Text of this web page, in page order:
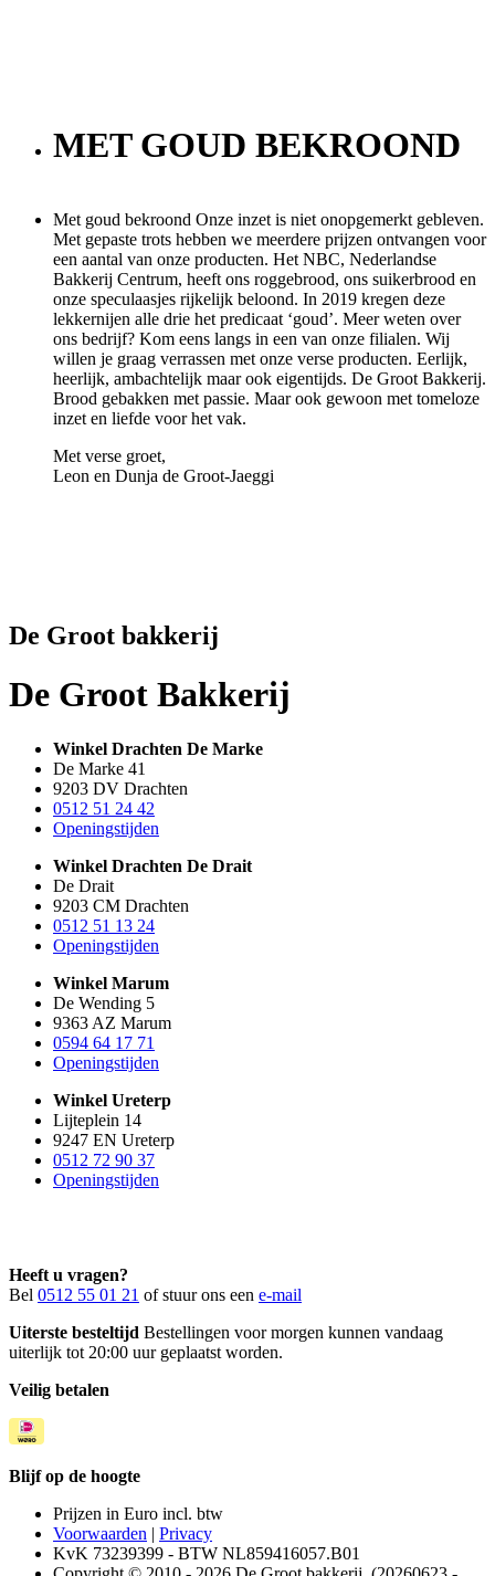
MET GOUD BEKROOND
Met goud bekroond Onze inzet is niet onopgemerkt gebleven.
Met gepaste trots hebben we meerdere prijzen ontvangen voor
een aantal van onze producten. Het NBC, Nederlandse
Bakkerij Centrum, heeft ons roggebrood, ons suikerbrood en
onze speculaasjes rijkelijk beloond. In 2019 kregen deze
lekkernijen alle drie het predicaat ‘goud’. Meer weten over
ons bedrijf? Kom eens langs in een van onze filialen. Wij
willen je graag verrassen met onze verse producten. Eerlijk,
heerlijk, ambachtelijk maar ook eigentijds. De Groot Bakkerij.
Brood gebakken met passie. Maar ook gewoon met tomeloze
inzet en liefde voor het vak.
Met verse groet,
Leon en Dunja de Groot-Jaeggi
De Groot bakkerij
De Groot Bakkerij
Winkel Drachten De Marke
De Marke 41
9203 DV Drachten
0512 51 24 42
Openingstijden
Winkel Drachten De Drait
De Drait
9203 CM Drachten
0512 51 13 24
Openingstijden
Winkel Marum
De Wending 5
9363 AZ Marum
0594 64 17 71
Openingstijden
Winkel Ureterp
Lijteplein 14
9247 EN Ureterp
0512 72 90 37
Openingstijden
Heeft u vragen?
Bel 0512 55 01 21 of stuur ons een e-mail
Uiterste besteltijd Bestellingen voor morgen kunnen vandaag
uiterlijk tot 20:00 uur geplaatst worden.
Veilig betalen
Blijf op de hoogte
Prijzen in Euro incl. btw
Voorwaarden | Privacy
KvK 73239399 - BTW NL859416057.B01